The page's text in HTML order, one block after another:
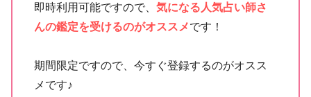
即時利用可能ですので、気になる人気占い師さ
んの鑑定を受けるのがオススメです！
期間限定ですので、今すぐ登録するのがオスス
メです♪